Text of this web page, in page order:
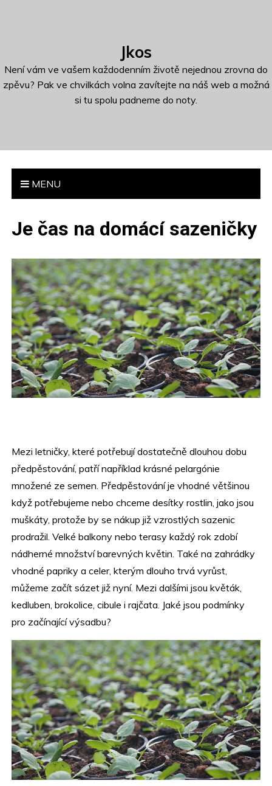
o
Jkos
Není vám ve vašem každodenním životě nejednou zrovna do
zpěvu? Pak ve chvilkách volna zavítejte na náš web a možná
si tu spolu padneme do noty.
MENU
Je čas na domácí sazeničky
Mezi letničky, které potřebují dostatečně dlouhou dobu
předpěstování, patří například krásné pelargónie
množené ze semen. Předpěstování je vhodné většinou
když potřebujeme nebo chceme desítky rostlin, jako jsou
muškáty, protože by se nákup již vzrostlých sazenic
prodražil. Velké balkony nebo terasy každý rok zdobí
nádherné množství barevných květin. Také na zahrádky
vhodné papriky a celer, kterým dlouho trvá vyrůst,
můžeme začít sázet již nyní. Mezi dalšími jsou květák,
kedluben, brokolice, cibule i rajčata. Jaké jsou podmínky
pro začínající výsadbu?